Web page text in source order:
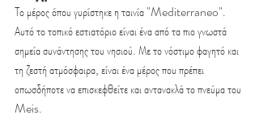
Το μέρος όπου γυρίστηκε η ταινία "Mediterraneo".
Αυτό το τοπικό εστιατόριο είναι ένα από τα πιο γνωστά
σημεία συνάντησης του νησιού. Με το νόστιμο φαγητό και
τη ζεστή ατμόσφαιρα, είναι ένα μέρος που πρέπει
οπωσδήποτε να επισκεφθείτε και αντανακλά το πνεύμα του
Meis.